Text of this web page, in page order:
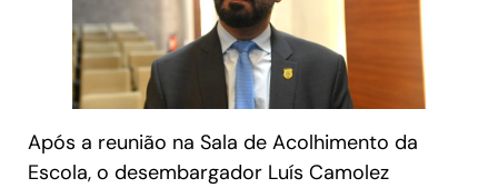
Após a reunião na Sala de Acolhimento da
Escola, o desembargador Luís Camolez